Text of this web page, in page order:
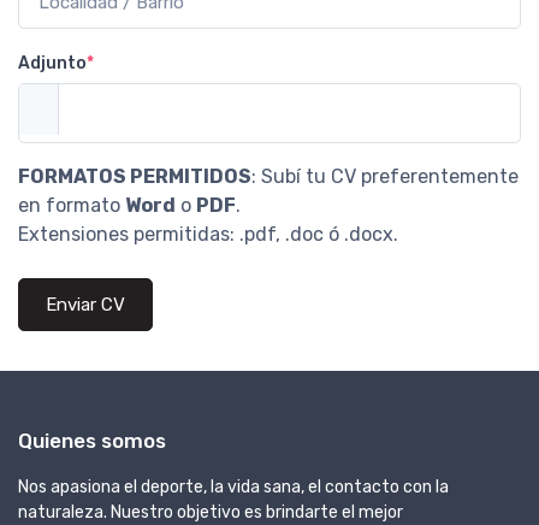
Adjunto*
FORMATOS PERMITIDOS: Subí tu CV preferentemente
en formato Word o PDF.
Extensiones permitidas: .pdf, .doc ó .docx.
Enviar CV
Quienes somos
Nos apasiona el deporte, la vida sana, el contacto con la
naturaleza. Nuestro objetivo es brindarte el mejor